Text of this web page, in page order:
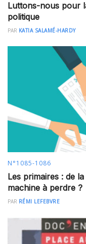
Luttons-nous pour
politique
PAR KATIA SALAMÉ-HARDY
N°1085-1086
Les primaires : de
machine à perdre ?
PAR RÉMI LEFEBVRE